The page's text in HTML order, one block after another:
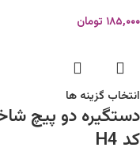
۱۸۵,۰۰۰ تومان
انتخاب گزینه ها
دستگیره دو پیچ
کد H4